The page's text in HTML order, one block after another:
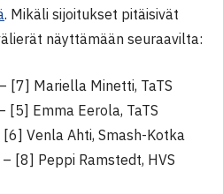
. Mikäli sijoitukset pitäisivät
näyttämään seuraavilta:
[7] Mariella Minetti, TaTS
[5] Emma Eerola, TaTS
Venla Ahti, Smash-Kotka
[8] Peppi Ramstedt, HVS